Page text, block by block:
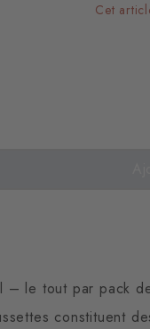
Cet
– le tout par pack
constituent